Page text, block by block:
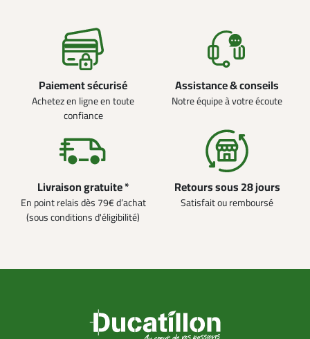
Paiement sécurisé
Achetez en ligne en toute
confiance
Assistance & conseils
Notre équipe à votre écoute
Livraison gratuite *
En point relais dès 79€ d’achat
(sous conditions d'éligibilité)
Retours sous 28 jours
Satisfait ou remboursé